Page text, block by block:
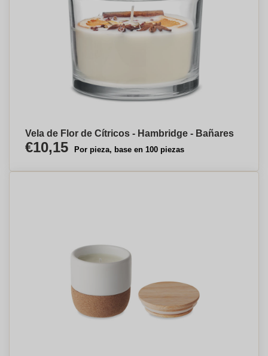
Vela de Flor de Cítricos - Hambridge - Bañares
€10,15 Por pieza, base en 100 piezas